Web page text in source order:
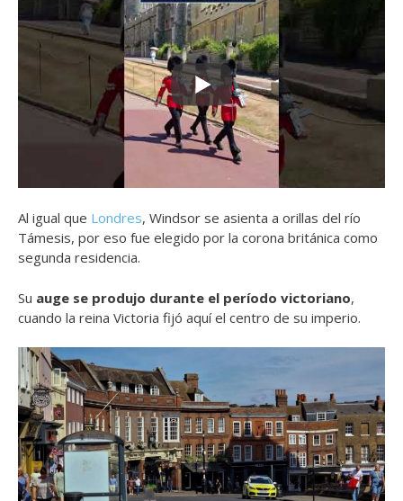
Al igual que Londres, Windsor se asienta a orillas del río
Támesis, por eso fue elegido por la corona británica como
segunda residencia.
Su auge se produjo durante el período victoriano,
cuando la reina Victoria fijó aquí el centro de su imperio.